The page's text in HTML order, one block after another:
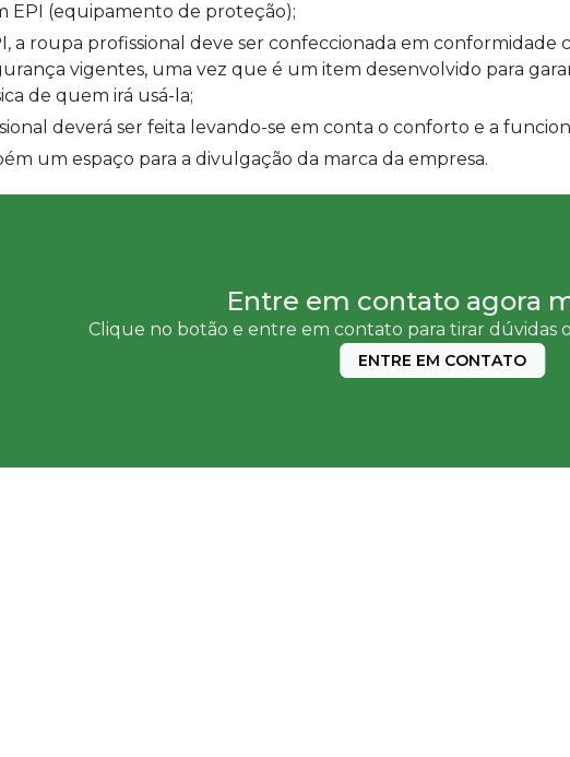
EPI (equipamento de proteção);
vigentes, uma vez que é um item desenvolvido para
de quem irá usá-la;
deverá ser feita levando-se em conta o conforto e a
um espaço para a divulgação da marca da empresa.
Entre em contato agora
Clique no botão e entre em contato para tirar dúvidas
ENTRE EM CONTATO